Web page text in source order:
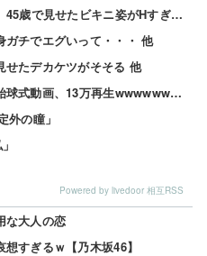
【画像】気象予報士・吉井明子、45歳で見せたビキニ姿がHすぎる 他
ガチでエグいって・・・ 他
せたデカケツがそそる 他
【朗報】瀬戸口心月のノーバン始球式動画、13万再生wwwwwwwwww
の瞳」
Powered by livedoor 相互RSS
な大人の恋
すぎるｗ【乃木坂46】